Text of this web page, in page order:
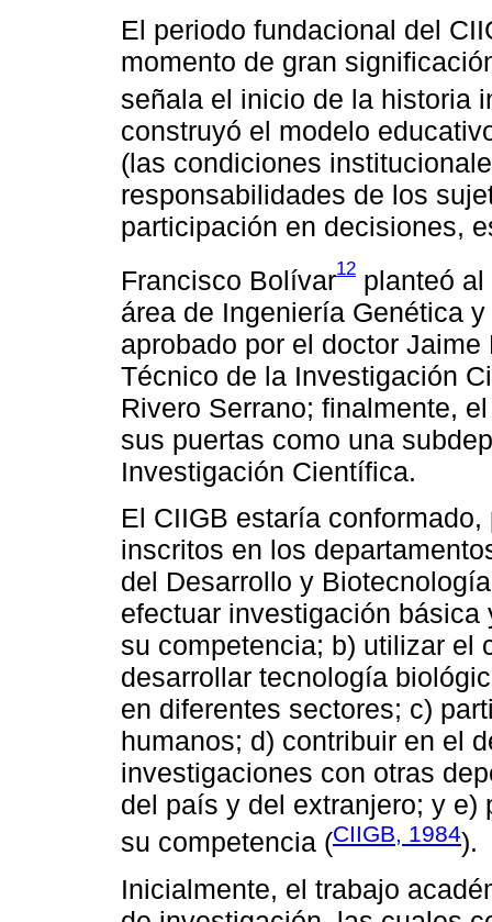
El periodo fundacional del
momento de gran
señala el inicio de la historia
construyó el modelo
(las condiciones
responsabilidades de los
participación en decisiones,
Francisco Bolívar12 planteó
área de Ingeniería Genética
aprobado por el doctor
Técnico de la Investigación
Rivero Serrano; finalmente,
sus puertas como una
Investigación Científica.
El CIIGB estaría
inscritos en los
del Desarrollo y
efectuar investigación
su competencia; b) utilizar el
desarrollar tecnología
en diferentes sectores; c)
humanos; d) contribuir en el
investigaciones con otras
del país y del extranjero; y e)
su competencia (CIIGB, 1984).
Inicialmente, el trabajo